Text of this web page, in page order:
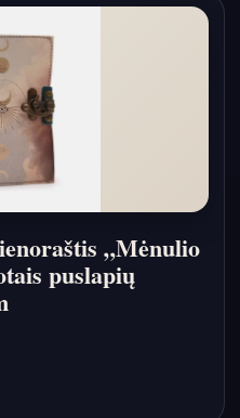
„Mėnulio
puslapių